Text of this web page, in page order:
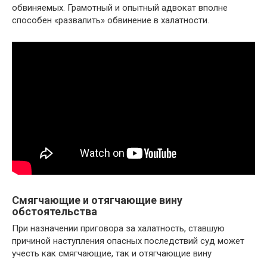
обвиняемых. Грамотный и опытный адвокат вполне
способен «развалить» обвинение в халатности.
Смягчающие и отягчающие вину
обстоятельства
При назначении приговора за халатность, ставшую
причиной наступления опасных последствий суд может
учесть как смягчающие, так и отягчающие вину